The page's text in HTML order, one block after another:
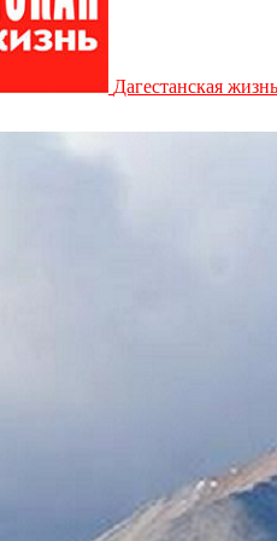
Дагестанская жизнь